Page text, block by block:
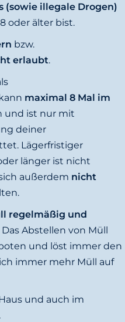
(sowie illegale Drogen)
oder älter bist.
bzw.
erlaubt.
maximal 8 Mal im
und ist nur mit
deiner
Lägerfristiger
länger ist nicht
außerdem nicht
regelmäßig und
Abstellen von Müll
und löst immer den
immer mehr Müll auf
und auch im
.